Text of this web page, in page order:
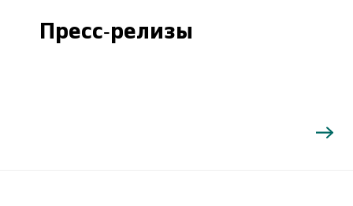
Пресс-релизы